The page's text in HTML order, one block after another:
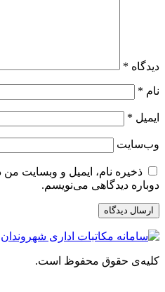
دیدگاه *
نام *
ایمیل *
وب‌سایت
ذخیره نام، ایمیل و وبسایت
دوباره دیدگاهی می‌نویسم.
کلیه‌ی حقوق محفوظ است.